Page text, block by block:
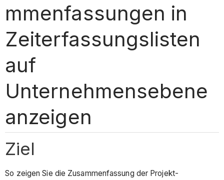
mmenfassungen in
Zeiterfassungslisten
auf
Unternehmensebene
anzeigen
Ziel
So zeigen Sie die Zusammenfassung der Projekt-